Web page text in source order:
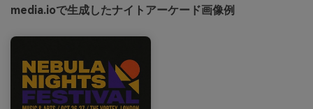
media.ioで生成したナイトアーケード画像例